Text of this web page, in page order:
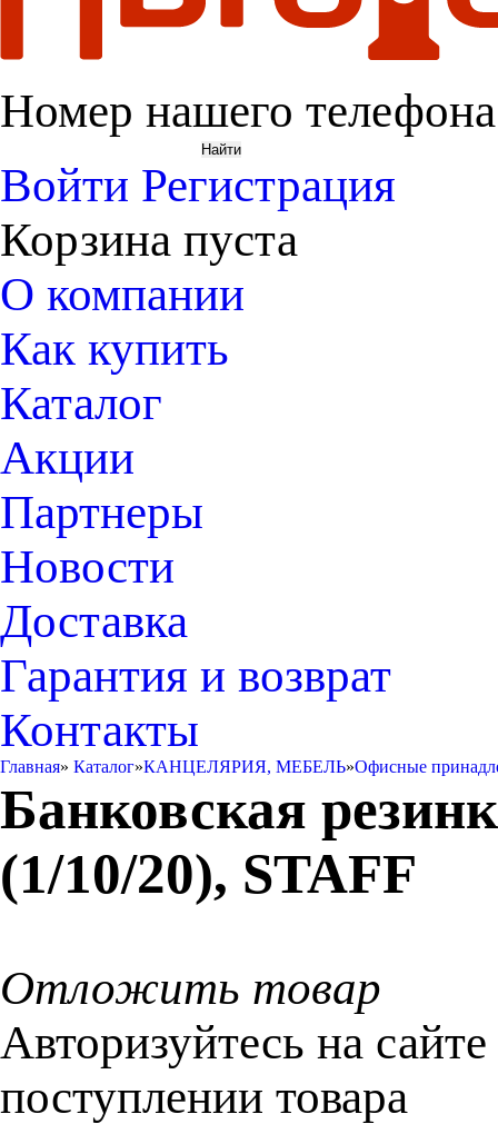
Номер нашего
Войти Регистрация
Корзина пуста
О компании
Как купить
Каталог
Акции
Партнеры
Новости
Доставка
Гарантия и возврат
Контакты
Главная» Каталог»КАНЦЕЛЯРИЯ, МЕБЕЛЬ»Офисные
Банковская
(1/10/20), STAFF
Отложить товар
Авторизуйтесь на
поступлении товара